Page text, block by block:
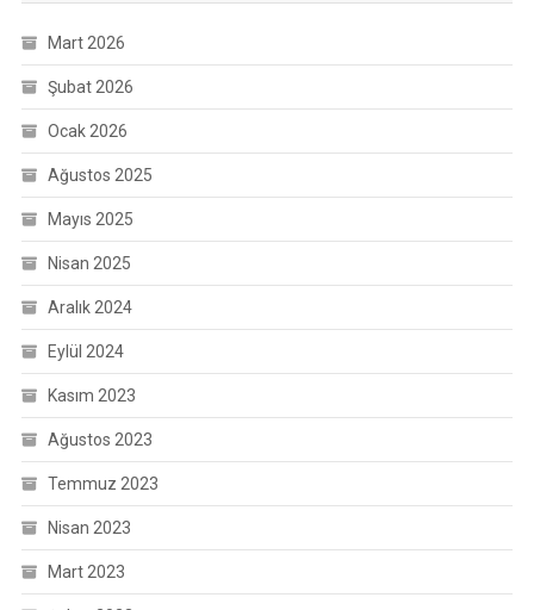
Mart 2026
Şubat 2026
Ocak 2026
Ağustos 2025
Mayıs 2025
Nisan 2025
Aralık 2024
Eylül 2024
Kasım 2023
Ağustos 2023
Temmuz 2023
Nisan 2023
Mart 2023